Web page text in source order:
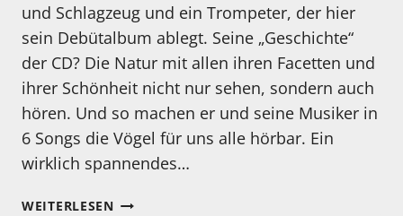
und Schlagzeug und ein Trompeter, der hier
sein Debütalbum ablegt. Seine „Geschichte“
der CD? Die Natur mit allen ihren Facetten und
ihrer Schönheit nicht nur sehen, sondern auch
hören. Und so machen er und seine Musiker in
6 Songs die Vögel für uns alle hörbar. Ein
wirklich spannendes…
WEITERLESENMEIN